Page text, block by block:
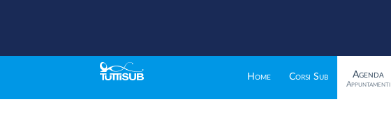
Home Corsi Sub Agenda
Appuntamenti